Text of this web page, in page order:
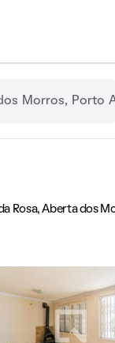
Rosa, Aberta dos